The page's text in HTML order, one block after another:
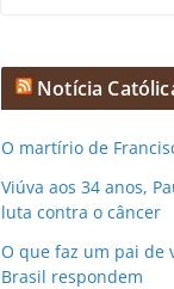
Notícia
O martírio de
Viúva aos 34 anos,
luta contra o câncer
O que faz um pai de
Brasil respondem